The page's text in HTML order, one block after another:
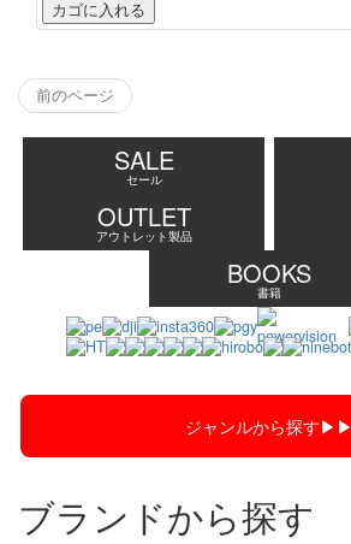
前のページ
SALE
セール
OUTLET
アウトレット製品
BOOKS
書籍
ジャンルから探す▶︎▶︎
ブランドから探す